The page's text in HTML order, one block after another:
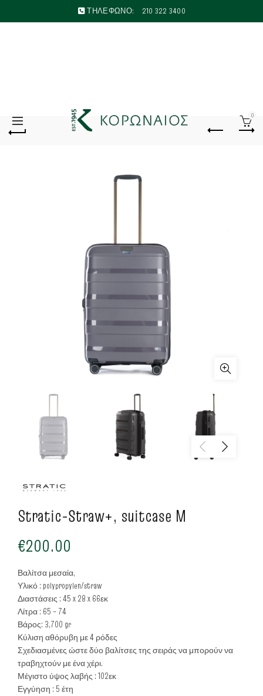
ΤΗΛΕΦΩΝΟ: 210 322 3400
0
Stratic-Straw+, suitcase M
€200.00
Βαλίτσα μεσαία,
Υλικό : polypropylen/straw
Διαστάσεις : 45 x 28 x 66εκ
Λίτρα : 65 – 74
Βάρος: 3,700 gr
Κύλιση αθόρυβη με 4 ρόδες
Σχεδιασμένες ώστε δύο βαλίτσες της σειράς να μπορούν να
τραβηχτούν με ένα χέρι.
Μέγιστο ύψος λαβής : 102εκ
Εγγύηση : 5 έτη